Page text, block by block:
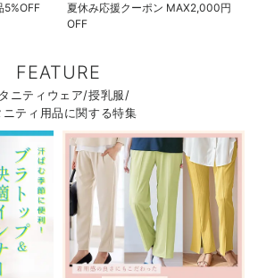
5%OFF
夏休み応援クーポン MAX2,000円
OFF
FEATURE
ニティウェア/授乳服/
ニティ用品に関する特集